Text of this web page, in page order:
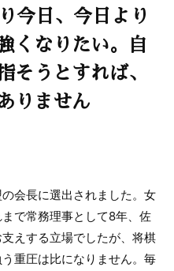
今日、今日より
くなりたい。自
そうとすれば、
りません
会長に選出されました。女
で常務理事として8年、佐
えする立場でしたが、将棋
重圧は比になりません。毎